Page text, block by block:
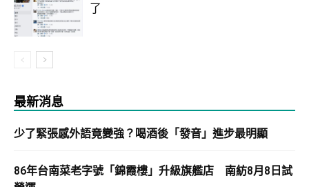
了
最新消息
少了緊張感外語竟變強？喝酒後「發音」進步最明顯
86年台南菜老字號「錦霞樓」升級旗艦店 南紡8月8日試